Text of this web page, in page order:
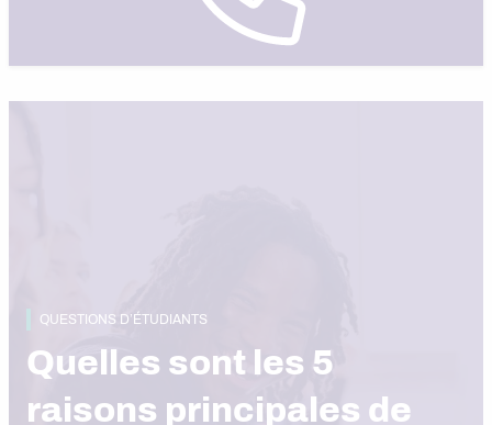
QUESTIONS D’ÉTUDIANTS
Quelles sont les 5
raisons principales de